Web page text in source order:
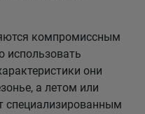
компромиссным
использовать
они
а летом или
специализированным